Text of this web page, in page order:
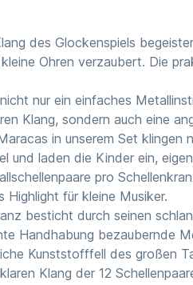
des Glockenspiels
Ohren verzaubert. Die
nur ein einfaches
Klang, sondern auch eine
in unserem Set klingen
und laden die Kinder ein,
pro
für kleine Musiker.
besticht durch seinen
Handhabung bezaubernde
Kunststofffell des großen
Klang der 12